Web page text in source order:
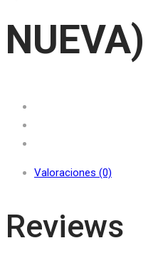
NUEVA)
Valoraciones (0)
Reviews